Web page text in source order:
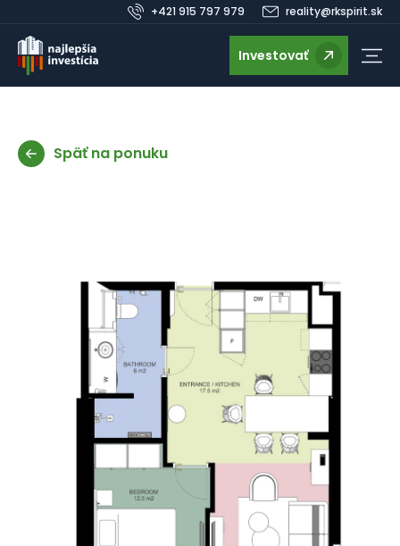
+421 915 797 979 reality@rkspirit.sk
Investovať
Späť na ponuku